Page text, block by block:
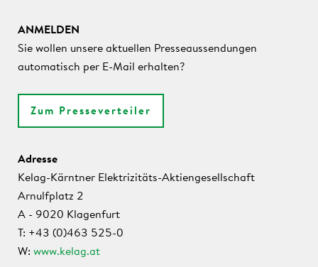
ANMELDEN
Sie wollen unsere aktuellen Presseaussendungen
automatisch per E-Mail erhalten?
Zum Presseverteiler
Adresse
Kelag-Kärntner Elektrizitäts-Aktiengesellschaft
Arnulfplatz 2
A - 9020 Klagenfurt
T: +43 (0)463 525-0
W: www.kelag.at